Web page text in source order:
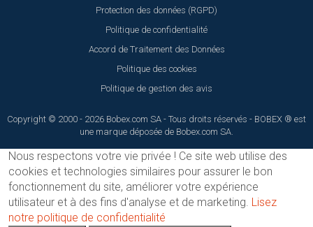
Protection des données (RGPD)
Politique de confidentialité
Accord de Traitement des Données
Politique des cookies
Politique de gestion des avis
Copyright © 2000 - 2026 Bobex.com SA - Tous droits réservés - BOBEX ® est
une marque déposée de Bobex.com SA.
Nous respectons votre vie privée ! Ce site web utilise des
cookies et technologies similaires pour assurer le bon
fonctionnement du site, améliorer votre expérience
utilisateur et à des fins d'analyse et de marketing. Lisez
notre politique de confidentialité